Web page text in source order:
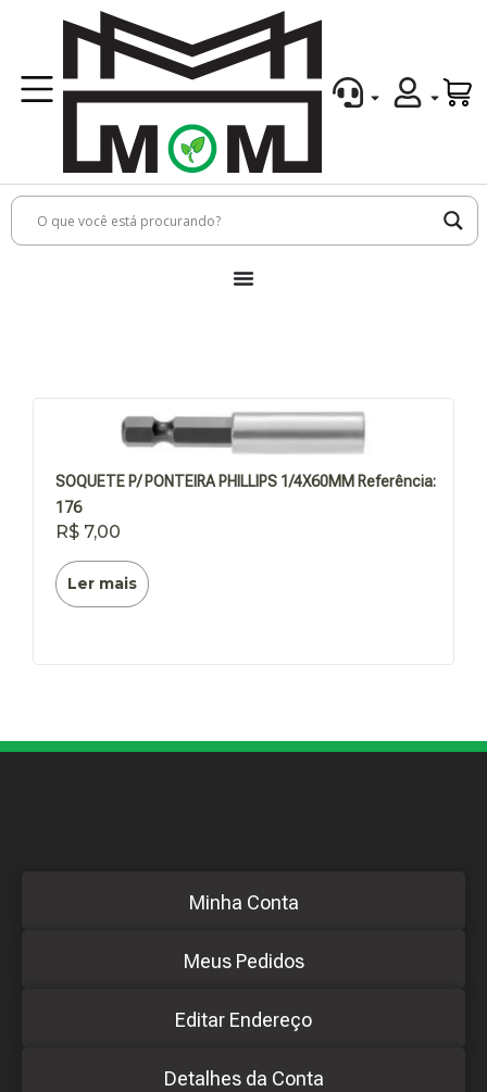
SOQUETE P/ PONTEIRA PHILLIPS 1/4X60MM Referência:
176
R$ 7,00
Ler mais
Minha Conta
Meus Pedidos
Editar Endereço
Detalhes da Conta